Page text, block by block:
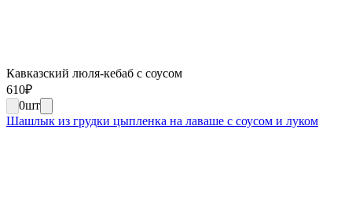
Кавказский люля-кебаб с соусом
610₽
0шт
Шашлык из грудки цыпленка на лаваше с соусом и луком